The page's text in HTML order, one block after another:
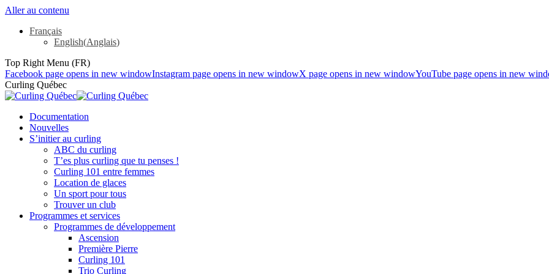
Aller au contenu
Français
English(Anglais)
Top Right Menu (FR)
Facebook page opens in new windowInstagram page opens in new windowX page opens in new windowYouTube page opens in new
Curling Québec
Documentation
Nouvelles
S’initier au curling
ABC du curling
T’es plus curling que tu penses !
Curling 101 entre femmes
Location de glaces
Un sport pour tous
Trouver un club
Programmes et services
Programmes de développement
Ascension
Première Pierre
Curling 101
Trio Curling